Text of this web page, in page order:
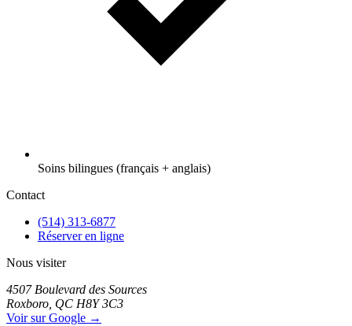
Soins bilingues (français + anglais)
Contact
(514) 313-6877
Réserver en ligne
Nous visiter
4507 Boulevard des Sources
Roxboro, QC H8Y 3C3
Voir sur Google →